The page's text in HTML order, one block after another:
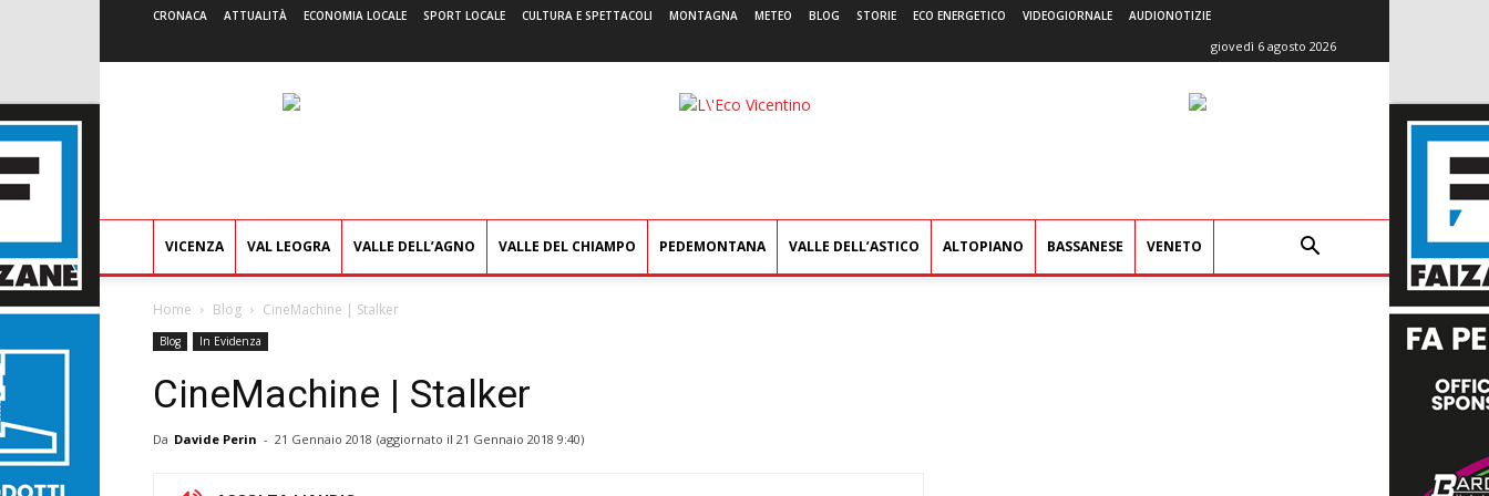
CRONACA ATTUALITÀ ECONOMIA LOCALE SPORT LOCALE CULTURA E SPETTACOLI MONTAGNA METEO BLOG STORIE ECO ENERGETICO VIDEOGIORNALE AUDIONOTIZIE
giovedì 6 agosto 2026
L'Eco
VICENZA VAL LEOGRA VALLE DELL’AGNO VALLE DEL CHIAMPO PEDEMONTANA VALLE DELL’ASTICO ALTOPIANO BASSANESE VENETO
Home Blog CineMachine | Stalker
Blog In Evidenza
CineMachine | Stalker
Da Davide Perin - 21 Gennaio 2018 (aggiornato il 21 Gennaio 2018 9:40)